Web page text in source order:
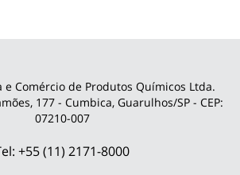
Comércio de Produtos Químicos Ltda.
177 - Cumbica, Guarulhos/SP - CEP:
07210-007
+55 (11) 2171-8000